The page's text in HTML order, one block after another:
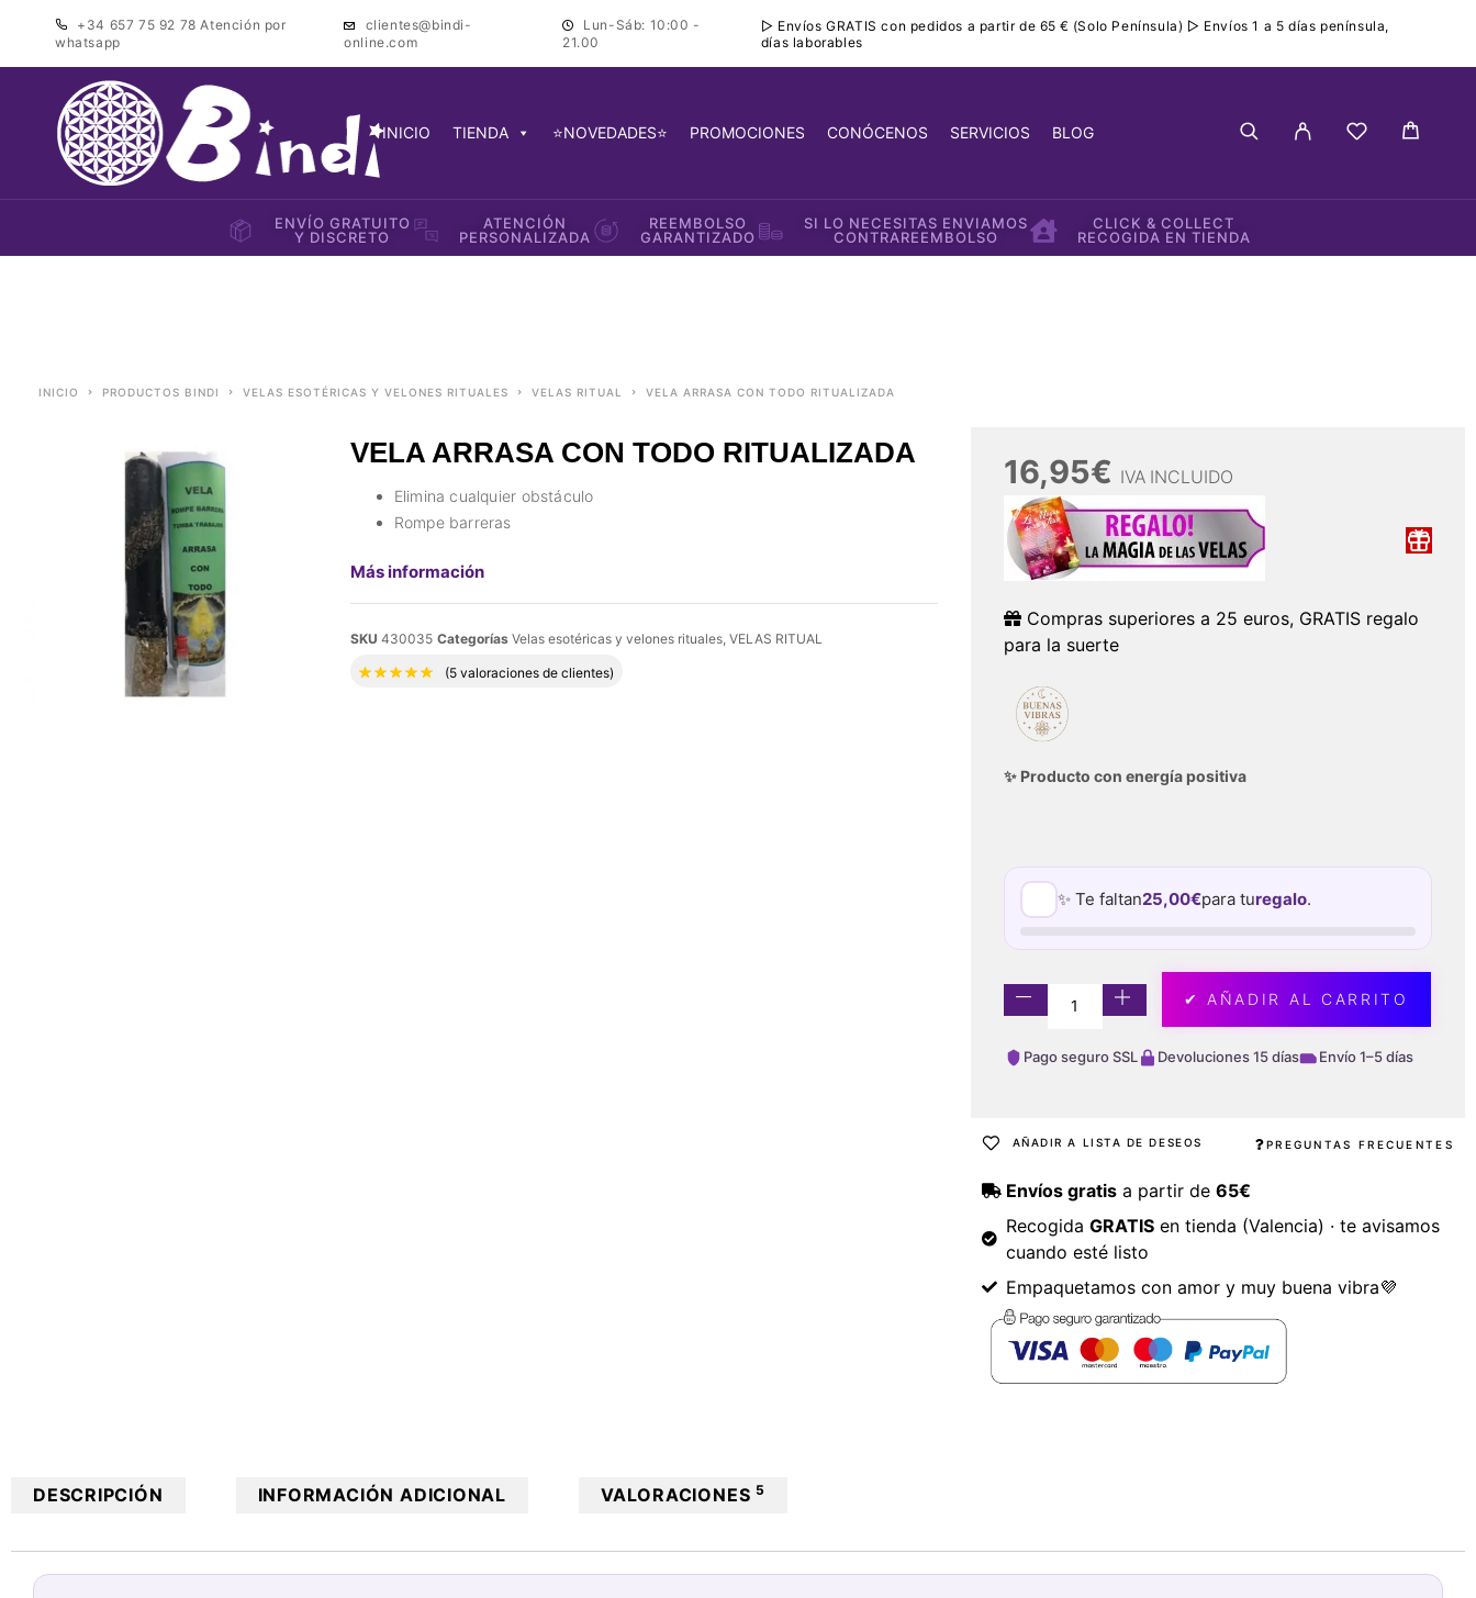
+34 657 75 92 78Atención por
whatsapp
clientes@bindi-
online.com
Lun-Sáb: 10:00 -
21.00
▷ Envíos GRATIS con pedidos a partir de 65 € (Solo Península) ▷ Envíos 1 a 5 días península,
días laborables
INICIO TIENDA ⭐NOVEDADES⭐ PROMOCIONES CONÓCENOS SERVICIOS BLOG
ENVÍO GRATUITO
Y DISCRETO
ATENCIÓN
PERSONALIZADA
REEMBOLSO
GARANTIZADO
SI LO NECESITAS ENVIAMOS
CONTRAREEMBOLSO
CLICK & COLLECT
RECOGIDA EN TIENDA
INICIO PRODUCTOS BINDI VELAS ESOTÉRICAS Y VELONES RITUALES VELAS RITUAL VELA ARRASA CON TODO RITUALIZADA
VELA ARRASA CON TODO RITUALIZADA
Elimina cualquier obstáculo
Rompe barreras
Más información
SKU 430035 Categorías Velas esotéricas y velones rituales, VELAS RITUAL
Valorado con5.00de 5 en base a
(5 valoraciones de clientes)
16,95€ IVA INCLUIDO
Compras superiores a 25 euros, GRATIS regalo
para la suerte
✨ Producto con energía positiva
✨ Te faltan25,00€para turegalo.
✔ AÑADIR AL CARRITO
Pago seguro SSL Devoluciones 15 días Envío 1–5 días
AÑADIR A LISTA DE DESEOS PREGUNTAS FRECUENTES
Envíos gratis a partir de65€
RecogidaGRATIS en tienda (Valencia) · te avisamos
cuando esté listo
Empaquetamos con amor y muy buena vibra💜
DESCRIPCIÓN INFORMACIÓN ADICIONAL VALORACIONES 5